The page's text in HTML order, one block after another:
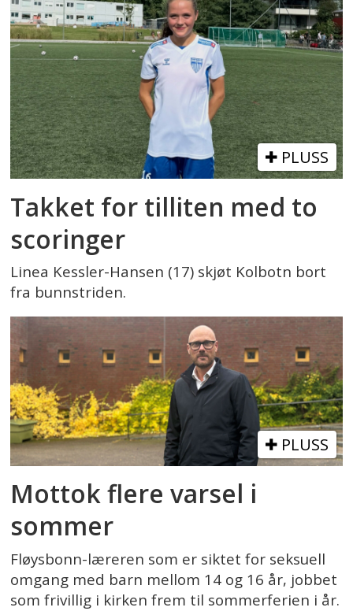
PLUSS
Takket for tilliten med to
scoringer
Linea Kessler-Hansen (17) skjøt Kolbotn bort
fra bunnstriden.
PLUSS
Mottok flere varsel i
sommer
Fløysbonn-læreren som er siktet for seksuell
omgang med barn mellom 14 og 16 år, jobbet
som frivillig i kirken frem til sommerferien i år.